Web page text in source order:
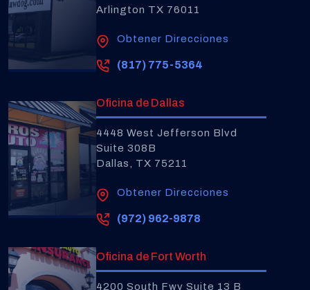
Arlington TX 76011
Obtener Direcciones
(817) 775-5364
Oficina de Dallas
4448 West Jefferson Blvd
Suite 308B
Dallas, TX 75211
Obtener Direcciones
(972) 962-9878
Oficina de Fort Worth
4200 South Fwy Suite 13 B